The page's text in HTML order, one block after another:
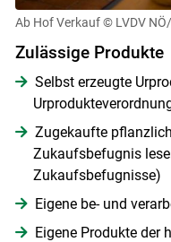
Ab Hof Verkauf © LVDV
Zulässige Produkte
Selbst erzeugte
Zugekaufte
Zukaufsbefugnis
Zukaufsbefugnisse)
Eigene be- und
Eigene Produkte der